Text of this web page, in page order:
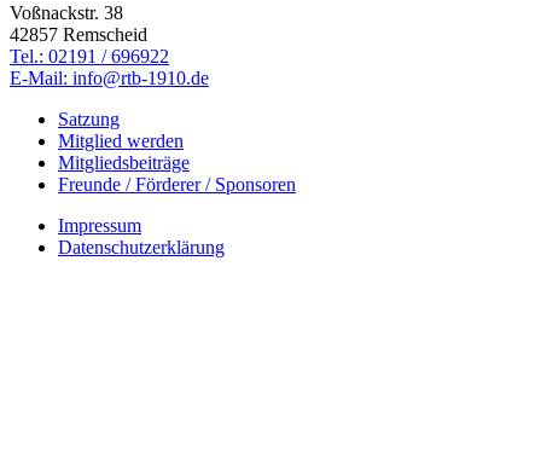
Voßnackstr. 38
42857 Remscheid
Tel.: 02191 / 696922
E-Mail: info@rtb-1910.de
Satzung
Mitglied werden
Mitgliedsbeiträge
Freunde / Förderer / Sponsoren
Impressum
Datenschutzerklärung